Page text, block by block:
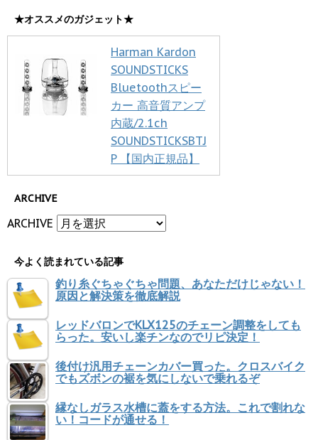
★オススメのガジェット★
Harman Kardon
SOUNDSTICKS
Bluetoothスピー
カー 高音質アンプ
内蔵/2.1ch
SOUNDSTICKSBTJ
P 【国内正規品】
ARCHIVE
ARCHIVE
今よく読まれている記事
釣り糸ぐちゃぐちゃ問題、あなただけじゃない！
原因と解決策を徹底解説
レッドバロンでKLX125のチェーン調整をしても
らった。安いし楽チンなのでリピ決定！
後付け汎用チェーンカバー買った。クロスバイク
でもズボンの裾を気にしないで乗れるぞ
縁なしガラス水槽に蓋をする方法。これで割れな
い！コードが通せる！